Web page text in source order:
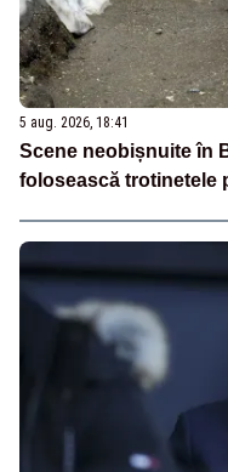
5 aug. 2026, 18:41
Scene neobișnuite în
folosească trotinetele